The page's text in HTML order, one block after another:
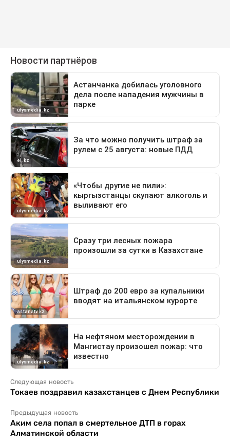
Следующая новость
Токаев поздравил казахстанцев с Днем Республики
Предыдущая новость
Аким села попал в смертельное ДТП в горах
Алматинской области